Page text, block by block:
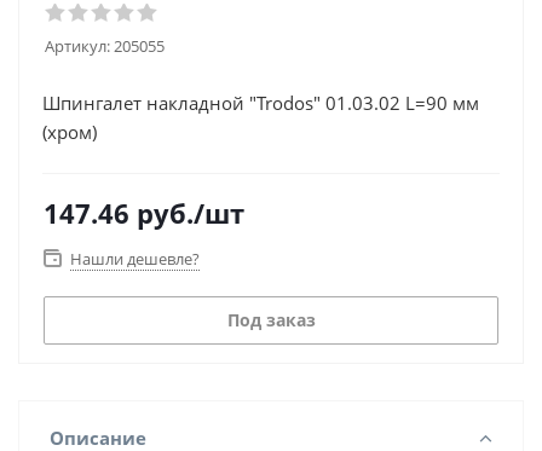
Артикул:205055
Шпингалет накладной "Trodos" 01.03.02 L=90 мм
(хром)
147.46 руб./шт
Нашли дешевле?
Под заказ
Описание